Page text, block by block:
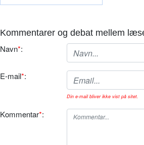
Kommentarer og debat mellem
Navn*:
E-mail*:
Din e-mail bliver ikke vist på sitet.
Kommentar*: